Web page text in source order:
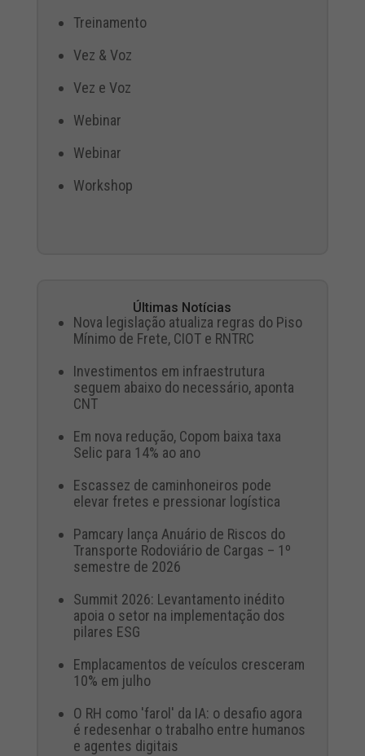
Treinamento
Vez & Voz
Vez e Voz
Webinar
Webinar
Workshop
Últimas Notícias
Nova legislação atualiza regras do Piso
Mínimo de Frete, CIOT e RNTRC
Investimentos em infraestrutura
seguem abaixo do necessário, aponta
CNT
Em nova redução, Copom baixa taxa
Selic para 14% ao ano
Escassez de caminhoneiros pode
elevar fretes e pressionar logística
Pamcary lança Anuário de Riscos do
Transporte Rodoviário de Cargas – 1º
semestre de 2026
Summit 2026: Levantamento inédito
apoia o setor na implementação dos
pilares ESG
Emplacamentos de veículos cresceram
10% em julho
O RH como 'farol' da IA: o desafio agora
é redesenhar o trabalho entre humanos
e agentes digitais